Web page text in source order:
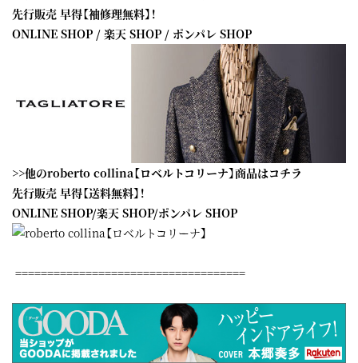
先行販売 早得【袖修理無料】！
ONLINE SHOP / 楽天 SHOP / ポンパレ SHOP
>>他のroberto collina【ロベルトコリーナ】商品はコチラ
先行販売 早得【送料無料】！
ONLINE SHOP/楽天 SHOP/ポンパレ SHOP
====================================